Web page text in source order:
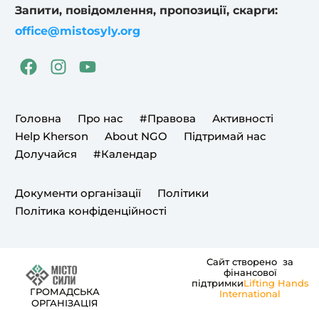
Запити, повідомлення, пропозиції, скарги:
office@mistosyly.org
F
a
e
b
o
o
I
n
t
a
g
r
m
Y
o
t
u
b
e
Головна Про нас #Правова
Активності
Help Kherson
About NGO
Підтримай нас
Долучайся
#Календар
Документи організації
Політики
Політика конфіденційності
ГРОМАДСЬКА
ОРГАНІЗАЦІЯ
Сайт створено за
фінансової
підтримкиLifting Hands
International